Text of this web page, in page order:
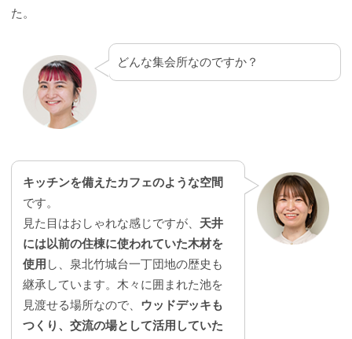
た。
どんな集会所なのですか？
キッチンを備えたカフェのような空間
です。
見た目はおしゃれな感じですが、 天井
には以前の住棟に使われていた木材を
使用 し、泉北竹城台一丁団地の歴史も
継承しています。木々に囲まれた池を
見渡せる場所なので、 ウッドデッキも
つくり、交流の場として活用していた